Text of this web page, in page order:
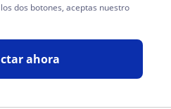
dos botones, aceptas nuestro
ahora